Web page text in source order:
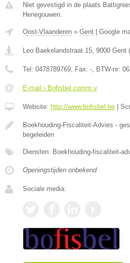
Niet gevestigd in de plaats
Henegouwen.
Oost-Vlaanderen » Gent Google
Leo Baekelandstraat 15 9000 Gent (
Tel: 0478789769 , Fax: - , BTW-nr:
E-mail › Bofisbel comm v
Website: http://www.bofisbel.be
Boekhouding-Fiscaliteit-Advies -
begeleiden
Diensten: Boekhouding-fiscaliteit-
Openingstijden onbekend
Sociale media: